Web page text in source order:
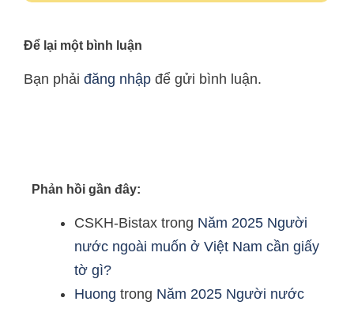
Để lại một bình luận
Bạn phải đăng nhập để gửi bình luận.
Phản hồi gần đây:
CSKH-Bistax trong Năm 2025 Người
nước ngoài muốn ở Việt Nam cần giấy
tờ gì?
Huong trong Năm 2025 Người nước